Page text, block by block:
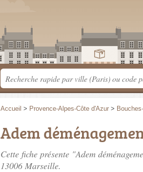
Accueil > Provence-Alpes-Côte d'Azur >
Adem
Cette fiche présente "Adem
13006 Marseille.